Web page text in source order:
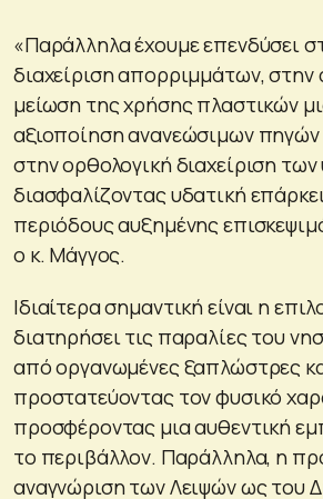
«Παράλληλα έχουμε επενδύσει
διαχείριση απορριμμάτων,
μείωση της χρήσης πλαστικών
αξιοποίηση ανανεώσιμων πηγών
στην ορθολογική διαχείριση
διασφαλίζοντας υδατική
περιόδους αυξημένης
ο κ. Μάγγος.
Ιδιαίτερα σημαντική είναι η
διατηρήσει τις παραλίες του
από οργανωμένες ξαπλώστρες
προστατεύοντας τον φυσικό
προσφέροντας μια αυθεντική
το περιβάλλον. Παράλληλα, η
αναγνώριση των Λειψών ως του